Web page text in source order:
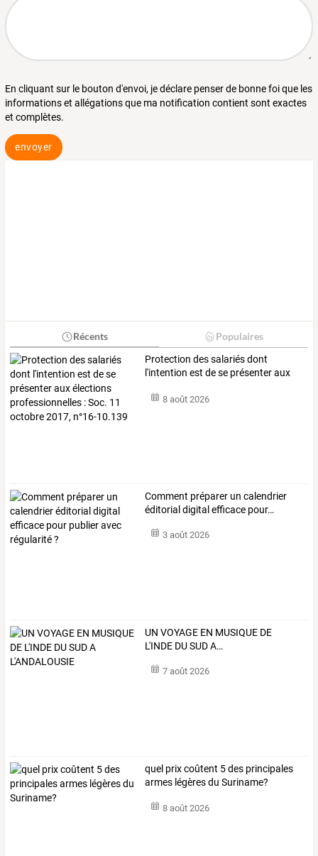
En cliquant sur le bouton d'envoi, je déclare penser de bonne foi que les
informations et allégations que ma notification contient sont exactes
et complètes.
envoyer
Récents Populaires
Protection dessalariésdont
l'intention est dese présenteraux
8 août 2026
Comment préparer un calendrier
éditorialdigitalefficace pour…
3 août 2026
UN VOYAGE EN MUSIQUE DE
L'INDE DUSUDA…
7 août 2026
quel prix coûtent 5 des principales
armes légères du Suriname?
8 août 2026